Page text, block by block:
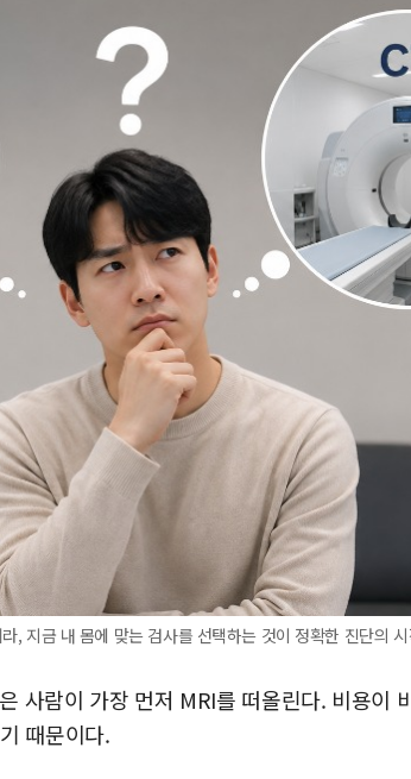
, 지금 내 몸에 맞는 검사를 선택하는 것이 정확한 진단의
사람이 가장 먼저 MRI를 떠올린다. 비용이
때문이다.